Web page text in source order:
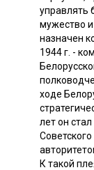
управлять
мужество
назначен
1944 г. -
ходе
лет он
К такой